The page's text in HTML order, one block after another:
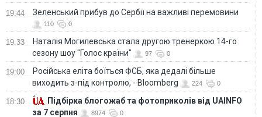
19:44 Зеленський прибув до Сербії на важливі перемовини
110 0
19:33
Наталія Могилевська стала другою тренеркою 14-го
сезону шоу "Голос країни"
97 0
19:00
Російська еліта боїться ФСБ, яка дедалі більше
виходить з-під контролю, - Bloomberg
224 0
18:30
Підбірка блогожаб та фотоприколів від UAINFO
за 7 серпня
8974 0